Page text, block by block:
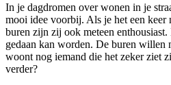
In je dagdromen over wonen in je
mooi idee voorbij. Als je het een keer
buren zijn zij ook meteen
gedaan kan worden. De buren willen
woont nog iemand die het zeker ziet
verder?